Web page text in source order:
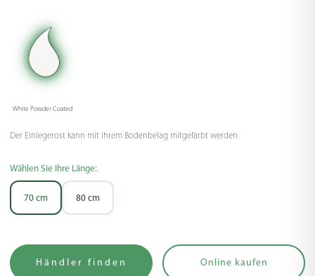
White Powder Coated
Der Einlegerost kann mit Ihrem Bodenbelag mitgefärbt werden
Wählen Sie Ihre Länge:
70 cm 80 cm
Händler finden Online kaufen